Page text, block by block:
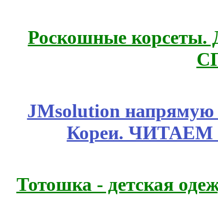
Роскошные корсеты.
JMsolution
Кореи.
Тотошка - детская